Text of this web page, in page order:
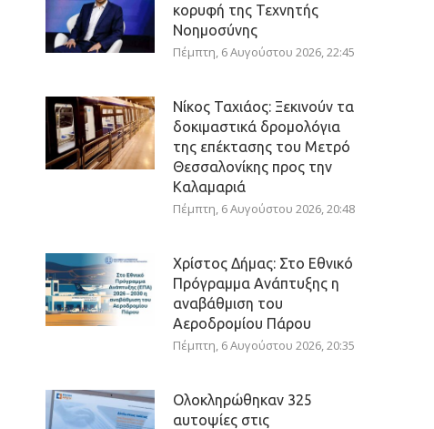
κορυφή της Τεχνητής
Νοημοσύνης
Πέμπτη, 6 Αυγούστου 2026, 22:45
Νίκος Ταχιάος: Ξεκινούν τα
δοκιμαστικά δρομολόγια
της επέκτασης του Μετρό
Θεσσαλονίκης προς την
Καλαμαριά
Πέμπτη, 6 Αυγούστου 2026, 20:48
Χρίστος Δήμας: Στο Εθνικό
Πρόγραμμα Ανάπτυξης η
αναβάθμιση του
Αεροδρομίου Πάρου
Πέμπτη, 6 Αυγούστου 2026, 20:35
Ολοκληρώθηκαν 325
αυτοψίες στις